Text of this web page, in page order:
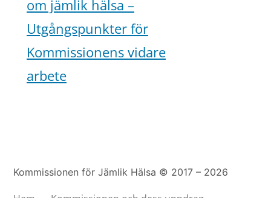
om jämlik hälsa –
Utgångspunkter för
Kommissionens vidare
arbete
Kommissionen för Jämlik Hälsa © 2017 – 2026